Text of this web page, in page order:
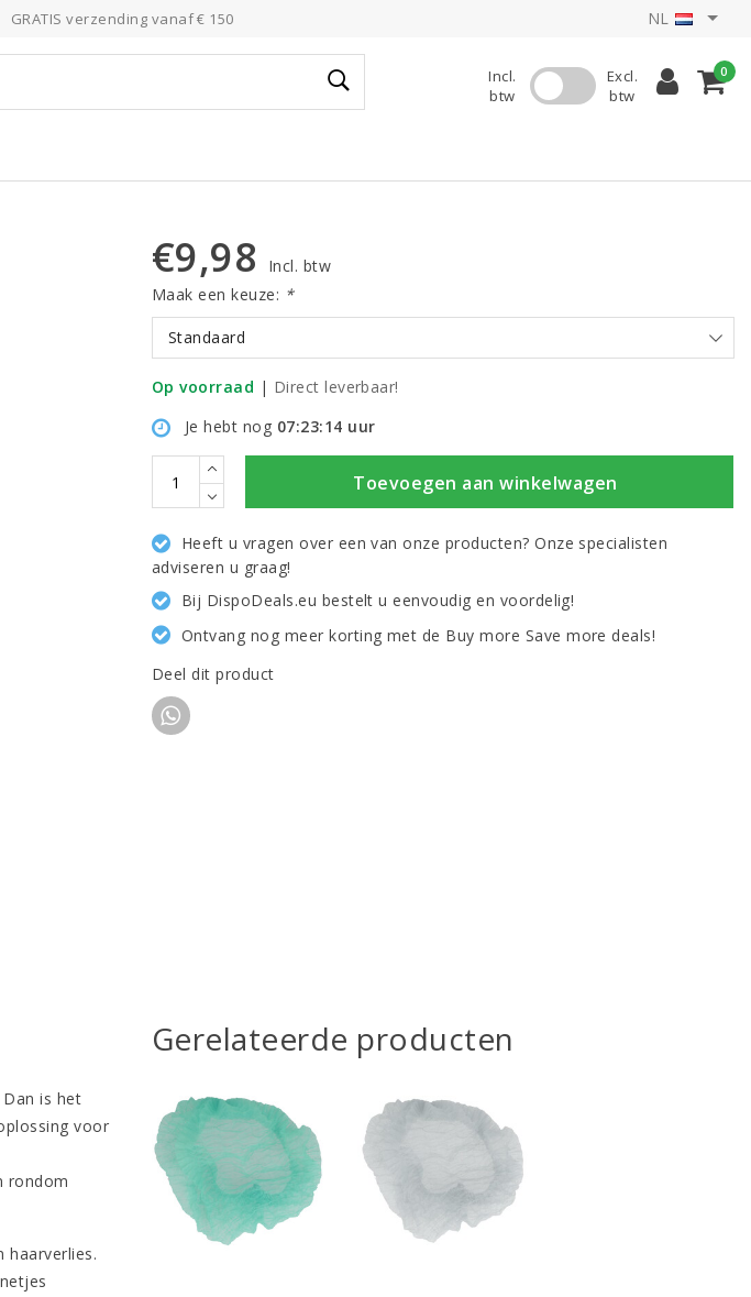
GRATIS verzending vanaf € 150 NL
Incl.
btw
Excl.
btw
0
€9,98
Incl. btw
Maak een keuze: *
Standaard
Op voorraad | Direct leverbaar!
Je hebt nog 07:23:13 uur
Toevoegen aan winkelwagen
Heeft u vragen over een van onze producten? Onze specialisten
adviseren u graag!
Bij DispoDeals.eu bestelt u eenvoudig en voordelig!
Ontvang nog meer korting met de Buy more Save more deals!
Deel dit product
is het
voor
rondom
haarverlies.
Gerelateerde producten